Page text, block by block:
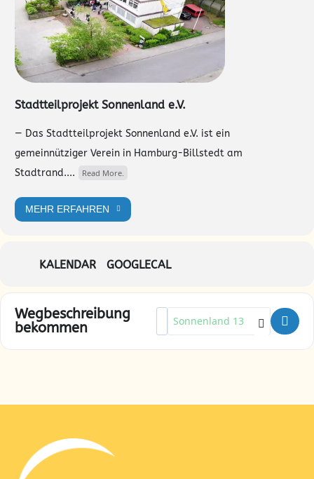
Stadtteilprojekt Sonnenland e.V.
— Das Stadtteilprojekt Sonnenland e.V. ist ein
gemeinnütziger Verein in Hamburg-Billstedt am
Stadtrand....
Read More.
MEHR ERFAHREN
KALENDAR GOOGLECAL
Wegbeschreibung
bekommen
Address - Senioren &
Destination Address -